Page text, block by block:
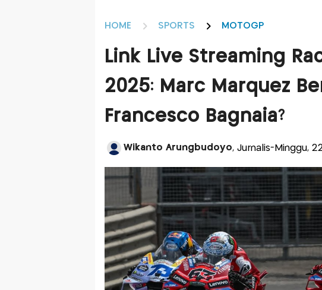
HOME SPORTS MOTOGP
Link Live Streaming
2025: Marc Marquez
Francesco Bagnaia?
Wikanto Arungbudoyo, Jurnalis-Minggu,